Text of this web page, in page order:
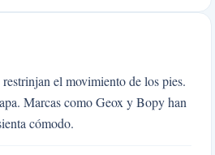
el movimiento de los pies.
Marcas como Geox y Bopy han
cómodo.